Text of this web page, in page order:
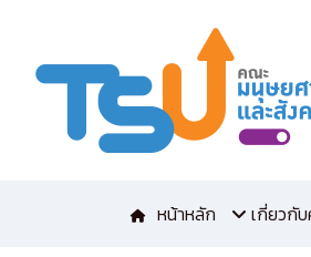
หน้าหลัก เกี่ยวกั